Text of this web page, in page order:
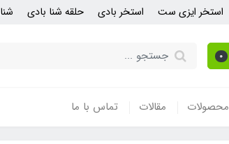
استخر ایزی ست استخر بادی حلقه شنا بادی
0
محصولات مقالات تماس با ما